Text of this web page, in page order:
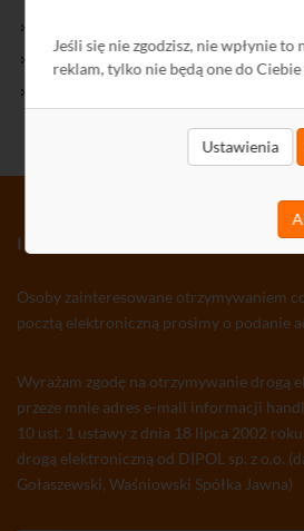
Jeśli się nie zgodzisz, nie wpłynie
reklam, tylko nie będą one do
Ustawienia
Polityka Prywatności
INFORMATOR TV-SAT
Osoby zainteresowane otrzymywaniem
pocztą elektroniczną prosimy o podanie
Wyrażam zgodę na otrzymywanie drogą
przeze mnie adres e-mail informacji
10 ust. 1 ustawy z dnia 18 lipca 2002
drogą elektroniczną od DIPOL sp. z o.o.
Gołaszewski, Waśniowski Spółka Jawna)